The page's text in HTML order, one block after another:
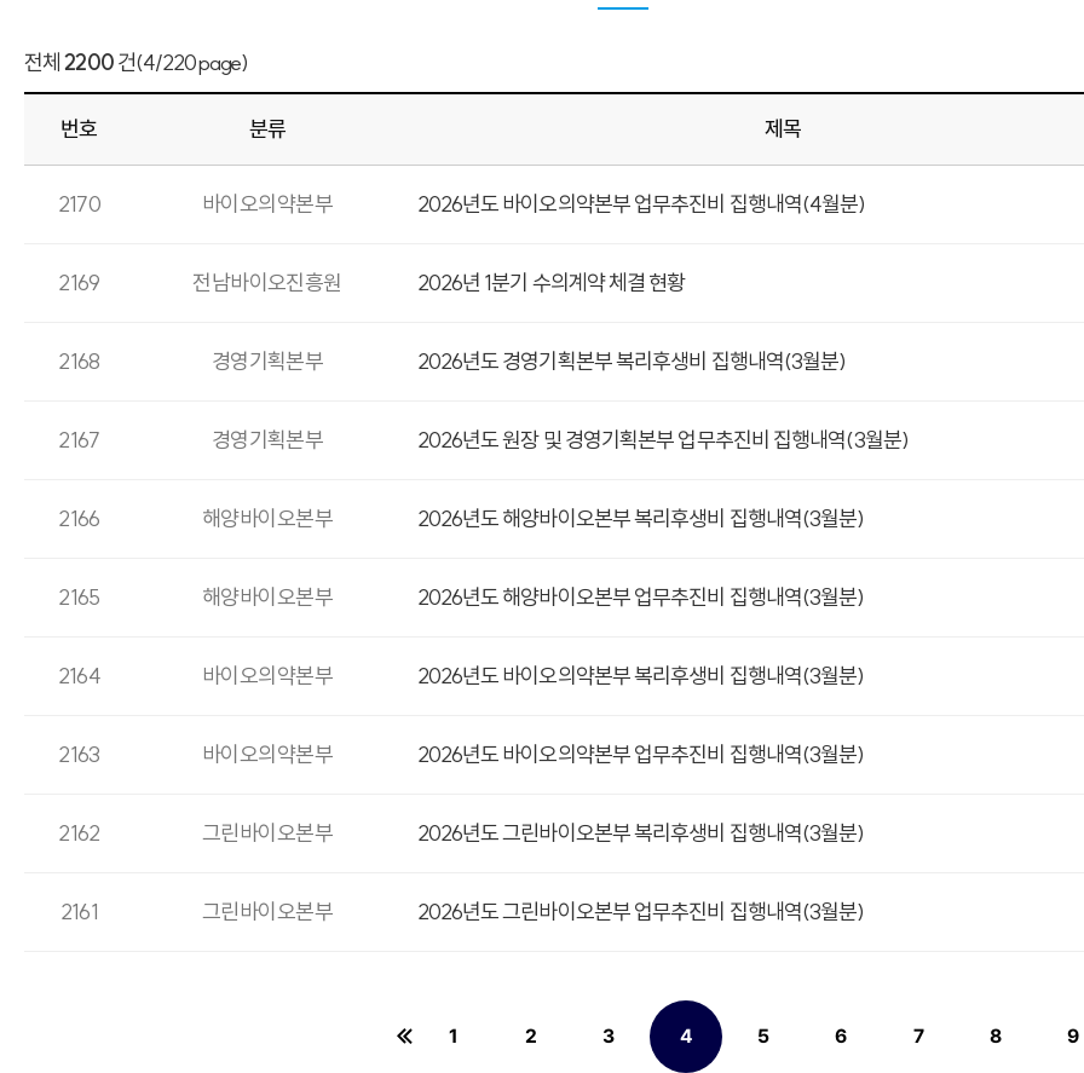
전체2200건(4/220page)
번호 분류 제목
2170 바이오의약본부 2026년도 바이오의약본부 업무추진비 집행내역(4월분)
2169 전남바이오진흥원 2026년 1분기 수의계약 체결 현황
2168 경영기획본부 2026년도 경영기획본부 복리후생비 집행내역(3월분)
2167 경영기획본부 2026년도 원장 및 경영기획본부 업무추진비 집행내역(3월분)
2166 해양바이오본부 2026년도 해양바이오본부 복리후생비 집행내역(3월분)
2165 해양바이오본부 2026년도 해양바이오본부 업무추진비 집행내역(3월분)
2164 바이오의약본부 2026년도 바이오의약본부 복리후생비 집행내역(3월분)
2163 바이오의약본부 2026년도 바이오의약본부 업무추진비 집행내역(3월분)
2162 그린바이오본부 2026년도 그린바이오본부 복리후생비 집행내역(3월분)
2161 그린바이오본부 2026년도 그린바이오본부 업무추진비 집행내역(3월분)
1
페이지
2
페이지
3
페이지 열린
4
페이지
5
페이지
6
페이지
7
페이지
8
페이지
9